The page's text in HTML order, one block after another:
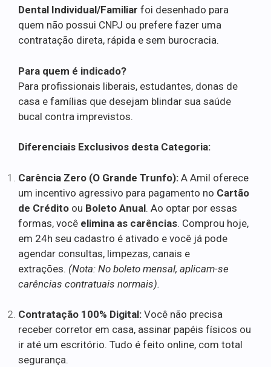
Dental Individual/Familiar foi desenhado para
quem não possui CNPJ ou prefere fazer uma
contratação direta, rápida e sem burocracia.
Para quem é indicado?
Para profissionais liberais, estudantes, donas de
casa e famílias que desejam blindar sua saúde
bucal contra imprevistos.
Diferenciais Exclusivos desta Categoria:
Carência Zero (O Grande Trunfo): A Amil oferece
um incentivo agressivo para pagamento no Cartão
de Crédito ou Boleto Anual. Ao optar por essas
formas, você elimina as carências. Comprou hoje,
em 24h seu cadastro é ativado e você já pode
agendar consultas, limpezas, canais e
extrações. (Nota: No boleto mensal, aplicam-se
carências contratuais normais).
Contratação 100% Digital: Você não precisa
receber corretor em casa, assinar papéis físicos ou
ir até um escritório. Tudo é feito online, com total
segurança.